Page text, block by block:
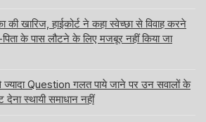
खारिज, हाईकोर्ट ने कहा स्वेच्छा से विवाह करने
पिता के पास लौटने के लिए मजबूर नहीं किया जा
से ज्यादा Question गलत पाये जाने पर उन सवालों के
देना स्थायी समाधान नहीं